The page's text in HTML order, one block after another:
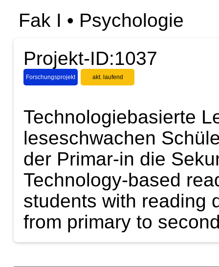
Fak I • Psychologie
Projekt-ID:1037
Forschungsprojekt akt. laufend
Technologiebasierte
leseschwachen
der Primar-in die
Technology‐based
students with reading
from primary to